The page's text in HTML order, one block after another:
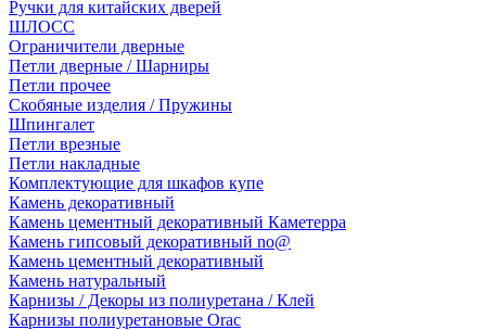
Ручки для китайских дверей
ШЛОСС
Ограничители дверные
Петли дверные / Шарниры
Петли прочее
Скобяные изделия / Пружины
Шпингалет
Петли врезные
Петли накладные
Комплектующие для шкафов купе
Камень декоративный
Камень цементный декоративный Каметерра
Камень гипсовый декоративный no@
Камень цементный декоративный
Камень натуральный
Карнизы / Декоры из полиуретана / Клей
Карнизы полиуретановые Orac